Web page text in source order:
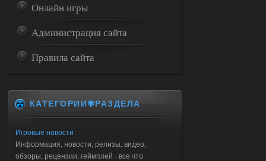
Онлайн игры
Администрация сайта
Правила сайта
КАТЕГОРИИ✾РАЗДЕЛА
Игровые новости
Информация, новости, релизы, видео,
обзоры, рецензии, геймплей - все что